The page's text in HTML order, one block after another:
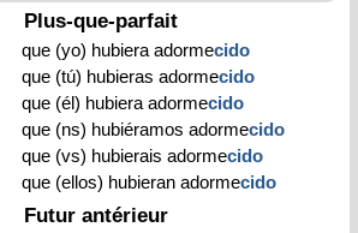
Plus-que-parfait
que (yo) hubiera adormecido
que (tú) hubieras adormecido
que (él) hubiera adormecido
que (ns) hubiéramos adormecido
que (vs) hubierais adormecido
que (ellos) hubieran adormecido
Futur antérieur